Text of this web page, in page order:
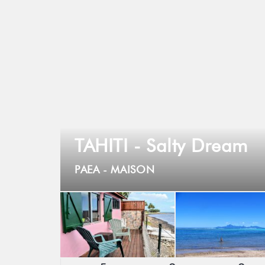
TAHITI - Salty Dream
PAEA -MAISON